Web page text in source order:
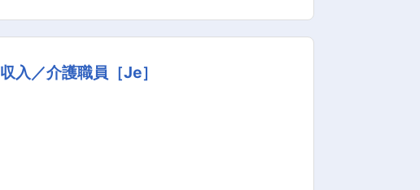
み、月平
定など、仕事と家庭・趣味の両立を支えるた
、毎月の給料に上乗せして資格手当を支給し
入／介護職員［Je］